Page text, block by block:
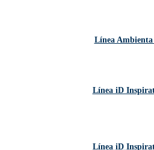
Línea Ambienta
Línea iD
Línea iD